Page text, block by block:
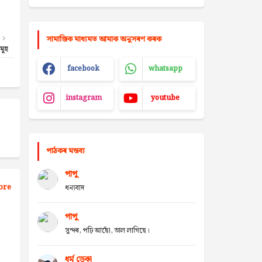
সামাজিক মাধ্যমত আমাক অনুসৰণ কৰক
facebook whatsapp
instagram youtube
পাঠকৰ মন্তব্য
পাপু
ধন্যবাদ
পাপু
সুন্দৰ, পঢ়ি আছোঁ, ভাল লাগিছে।